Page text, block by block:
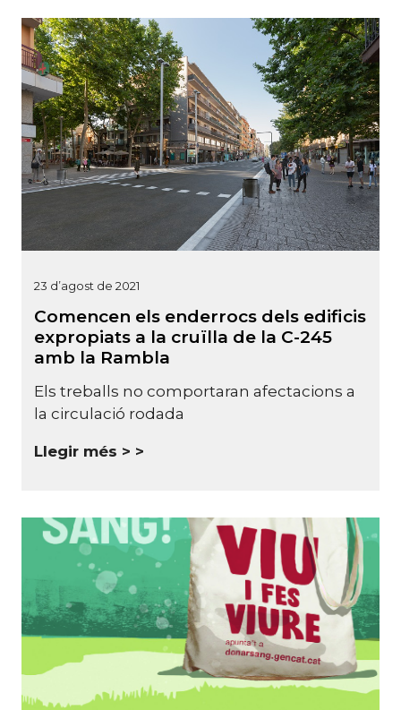
23 d’agost de 2021
Comencen els enderrocs dels edificis
expropiats a la cruïlla de la C-245
amb la Rambla
Els treballs no comportaran afectacions a
la circulació rodada
Llegir més >